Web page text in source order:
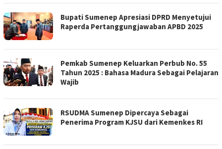
Bupati Sumenep Apresiasi DPRD Menyetujui
Raperda Pertanggungjawaban APBD 2025
Pemkab Sumenep Keluarkan Perbub No. 55
Tahun 2025 : Bahasa Madura Sebagai Pelajaran
Wajib
RSUDMA Sumenep Dipercaya Sebagai
Penerima Program KJSU dari Kemenkes RI